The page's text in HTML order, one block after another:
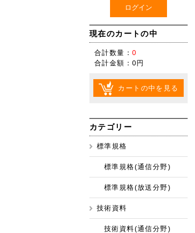
現在のカートの中
合計数量： 0
合計金額： 0円
カートの中を見る
カテゴリー
標準規格
標準規格(通信分野)
標準規格(放送分野)
技術資料
技術資料(通信分野)